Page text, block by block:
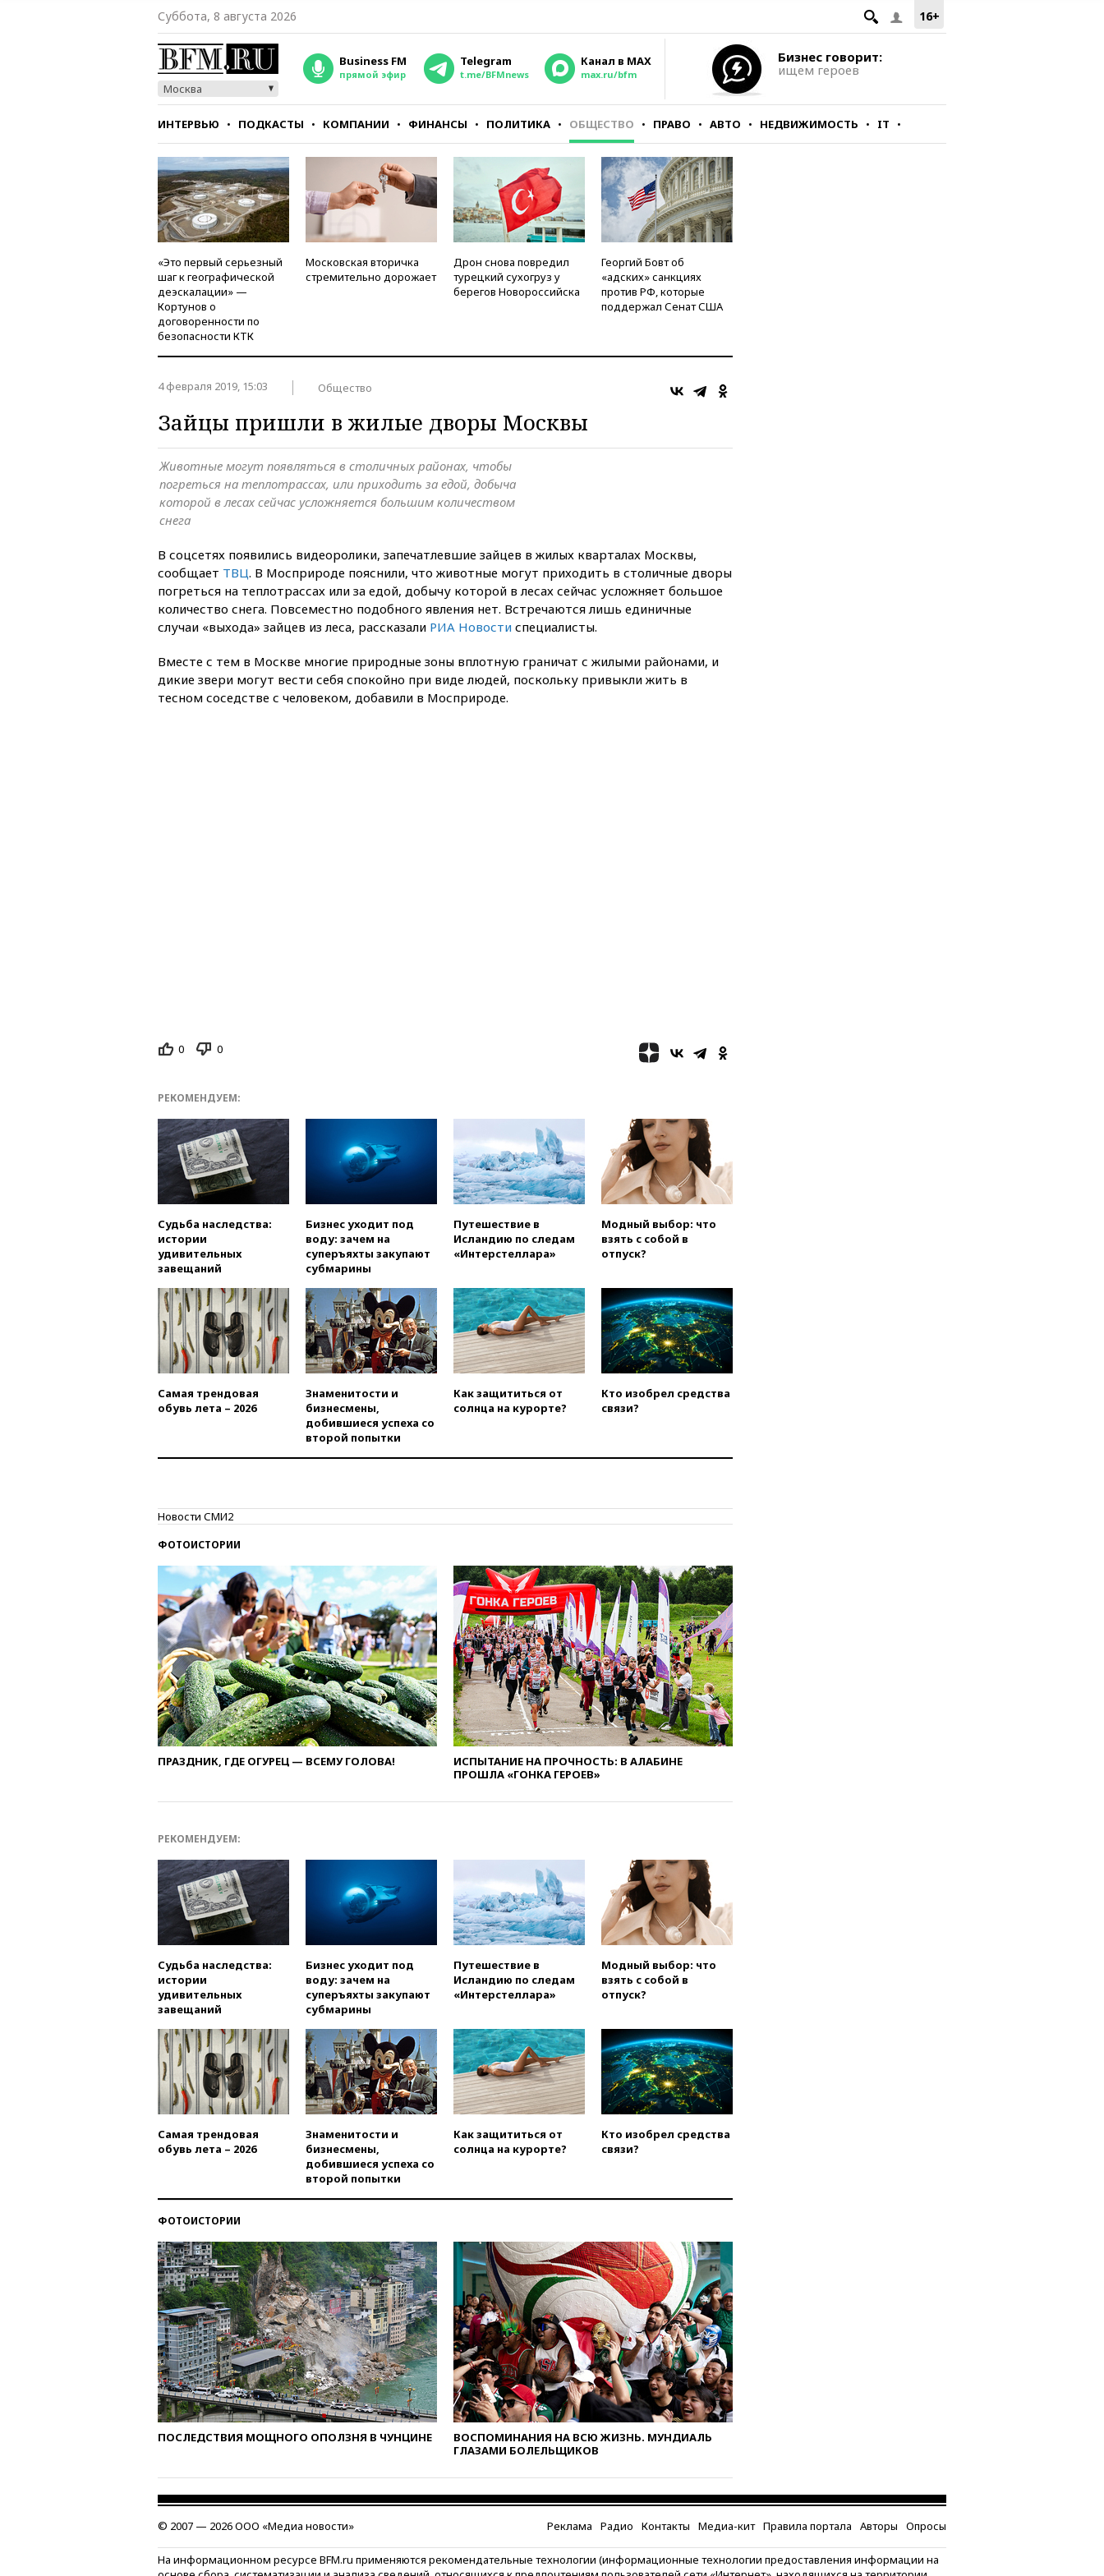
16+
Суббота, 8 августа 2026
Москва
Business FM
прямой эфир
Telegram
t.me/BFMnews
Канал в MAX
max.ru/bfm
Бизнес говорит:
ищем героев
ИНТЕРВЬЮ ПОДКАСТЫ КОМПАНИИ ФИНАНСЫ ПОЛИТИКА ОБЩЕСТВО ПРАВО АВТО НЕДВИЖИМОСТЬ IT
СТИЛЬ ТЕСТЫ
«Это первый серьезный
шаг к географической
деэскалации» —
Кортунов о
договоренности по
безопасности КТК
Московская вторичка
стремительно дорожает
Дрон снова повредил
турецкий сухогруз у
берегов Новороссийска
Георгий Бовт об
«адских» санкциях
против РФ, которые
поддержал Сенат США
4 февраля 2019, 15:03 Общество
Зайцы пришли в жилые дворы Москвы
Животные могут появляться в столичных районах, чтобы
погреться на теплотрассах, или приходить за едой, добыча
которой в лесах сейчас усложняется большим количеством
снега
В соцсетях появились видеоролики, запечатлевшие зайцев в жилых кварталах Москвы,
сообщает ТВЦ. В Мосприроде пояснили, что животные могут приходить в столичные дворы
погреться на теплотрассах или за едой, добычу которой в лесах сейчас усложняет большое
количество снега. Повсеместно подобного явления нет. Встречаются лишь единичные
случаи «выхода» зайцев из леса, рассказали РИА Новости специалисты.
Вместе с тем в Москве многие природные зоны вплотную граничат с жилыми районами, и
дикие звери могут вести себя спокойно при виде людей, поскольку привыкли жить в
тесном соседстве с человеком, добавили в Мосприроде.
0 0
РЕКОМЕНДУЕМ:
Судьба наследства:
истории
удивительных
завещаний
Бизнес уходит под
воду: зачем на
суперъяхты закупают
субмарины
Путешествие в
Исландию по следам
«Интерстеллара»
Модный выбор: что
взять с собой в
отпуск?
Самая трендовая
обувь лета – 2026
Знаменитости и
бизнесмены,
добившиеся успеха со
второй попытки
Как защититься от
солнца на курорте?
Кто изобрел средства
связи?
Новости СМИ2
ФОТОИСТОРИИ
ПРАЗДНИК, ГДЕ ОГУРЕЦ — ВСЕМУ ГОЛОВА!
ИСПЫТАНИЕ НА ПРОЧНОСТЬ: В АЛАБИНЕ
ПРОШЛА «ГОНКА ГЕРОЕВ»
РЕКОМЕНДУЕМ:
Судьба наследства:
истории
удивительных
завещаний
Бизнес уходит под
воду: зачем на
суперъяхты закупают
субмарины
Путешествие в
Исландию по следам
«Интерстеллара»
Модный выбор: что
взять с собой в
отпуск?
Самая трендовая
обувь лета – 2026
Знаменитости и
бизнесмены,
добившиеся успеха со
второй попытки
Как защититься от
солнца на курорте?
Кто изобрел средства
связи?
ФОТОИСТОРИИ
ПОСЛЕДСТВИЯ МОЩНОГО ОПОЛЗНЯ В ЧУНЦИНЕ
ВОСПОМИНАНИЯ НА ВСЮ ЖИЗНЬ. МУНДИАЛЬ
ГЛАЗАМИ БОЛЕЛЬЩИКОВ
© 2007 — 2026 ООО «Медиа новости» Реклама Радио Контакты Медиа-кит Правила портала Авторы Опросы
На информационном ресурсе BFM.ru применяются рекомендательные технологии (информационные технологии предоставления информации на